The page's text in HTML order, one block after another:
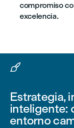
compromiso
excelencia.

Estrategia,
inteligente:
entorno